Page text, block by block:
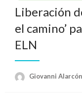
Liberación
el camino’
ELN
Giovanni